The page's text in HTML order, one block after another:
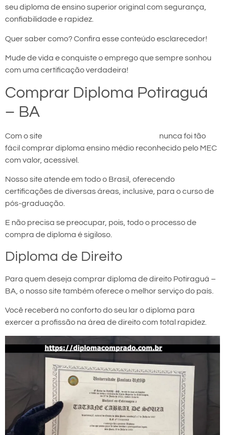
seu diploma de ensino superior original com segurança,
confiabilidade e rapidez.
Quer saber como? Confira esse conteúdo esclarecedor!
Mude de vida e conquiste o emprego que sempre sonhou
com uma certificação verdadeira!
Comprar Diploma Potiraguá
– BA
Com o site
nunca foi tão
fácil comprar diploma ensino médio reconhecido pelo MEC
com valor, acessível.
Nosso site atende em todo o Brasil, oferecendo
certificações de diversas áreas, inclusive, para o curso de
pós-graduação.
E não precisa se preocupar, pois, todo o processo de
compra de diploma é sigiloso.
Diploma de Direito
Para quem deseja comprar diploma de direito Potiraguá –
BA, o nosso site também oferece o melhor serviço do país.
Você receberá no conforto do seu lar o diploma para
exercer a profissão na área de direito com total rapidez.